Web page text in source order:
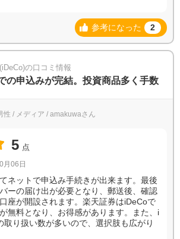
参考になった 2
の口コミ情報
の申込みが完結。投資商品多く手数
性 / メディア / amakuwaさん
5 点
月06日
ネットで申込み手続きが出来ます。最後
ーの届け出が必要となり、郵送後、確認
座が開設されます。楽天証券はiDeCoで
無料となり、お得感があります。また、i
取り扱い数が多いので、選択肢も広がり